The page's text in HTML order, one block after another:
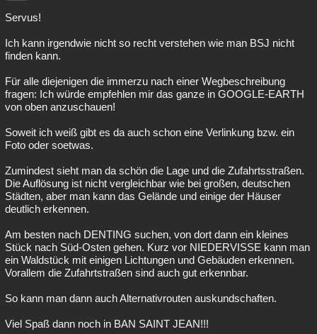
Servus!
Ich kann irgendwie nicht so recht verstehen wie man BSJ nicht
finden kann.
Für alle diejenigen die immerzu nach einer Wegbeschreibung
fragen: Ich würde empfehlen mir das ganze in GOOGLE-EARTH
von oben anzuschauen!
Soweit ich weiß gibt es da auch schon eine Verlinkung bzw. ein
Foto oder soetwas.
Zumindest sieht man da schön die Lage und die Zufahrtsstraßen.
Die Auflösung ist nicht vergleichbar wie bei großen, deutschen
Städten, aber man kann das Gelände und einige der Häuser
deutlich erkennen.
Am besten nach DENTING suchen, von dort dann ein kleines
Stück nach Süd-Osten gehen. Kurz vor NIEDERVISSE kann man
ein Waldstück mit einigen Lichtungen und Gebäuden erkennen.
Vorallem die Zufahrtstraßen sind auch gut erkennbar.
So kann man dann auch Alternativrouten auskundschaften.
Viel Spaß dann noch in BAN SAINT JEAN!!!